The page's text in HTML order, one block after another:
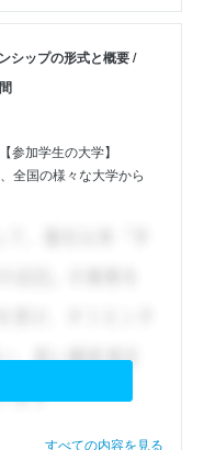
シップの形式と概要 /
参加学生の大学】
全国の様々な大学から
すべての内容を見る